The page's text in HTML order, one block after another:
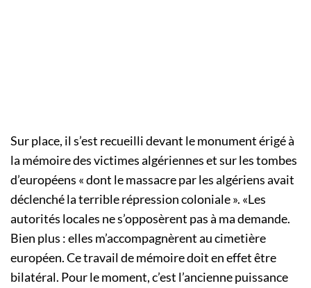
Sur place, il s’est recueilli devant le monument érigé à
la mémoire des victimes algériennes et sur les tombes
d’européens « dont le massacre par les algériens avait
déclenché la terrible répression coloniale ». «Les
autorités locales ne s’opposèrent pas à ma demande.
Bien plus : elles m’accompagnèrent au cimetière
européen. Ce travail de mémoire doit en effet être
bilatéral. Pour le moment, c’est l’ancienne puissance